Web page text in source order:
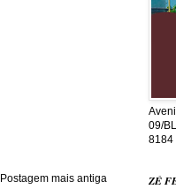
Postagem mais antiga
09/
8184
ZÉ